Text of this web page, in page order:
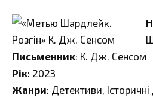
Письменник: К. Дж. Сенсом
Рік: 2023
Жанри: Детективи,